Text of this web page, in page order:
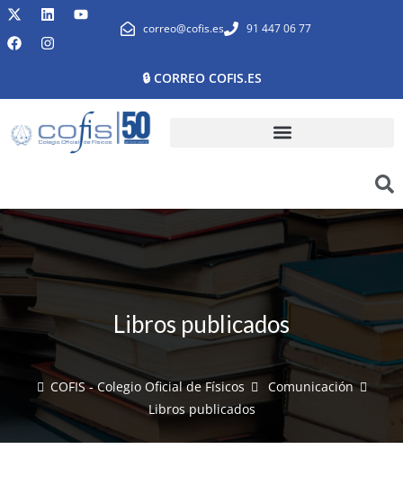
correo@cofis.es 91 447 06 77
🔒 CORREO COFIS.ES
Libros publicados
COFIS - Colegio Oficial de Físicos
Comunicación
Libros publicados